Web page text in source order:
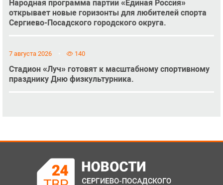
Народная программа партии «Единая Россия»
открывает новые горизонты для любителей спорта
Сергиево-Посадского городского округа.
7 августа 2026 140
Стадион «Луч» готовят к масштабному спортивному
празднику Дню физкультурника.